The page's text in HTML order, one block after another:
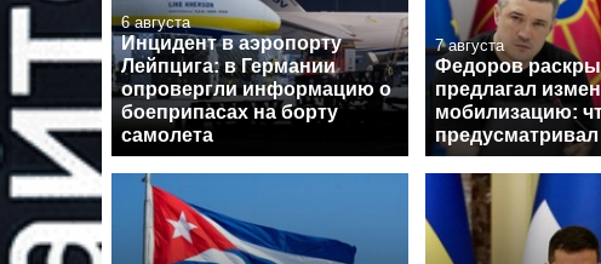
6 августа
Инцидент в аэропорту
Лейпцига: в Германии
опровергли информацию о
боеприпасах на борту
самолета
7 августа
Федоров
предлагал
мобилизацию: